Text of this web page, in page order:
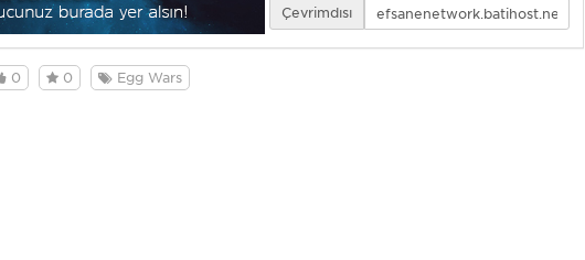
Çevrimdışı
0 0 Egg Wars